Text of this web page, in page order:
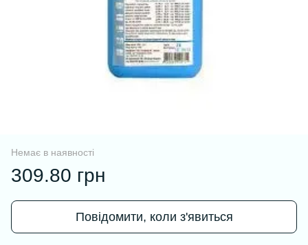
Немає в наявності
309.80 грн
Повідомити, коли з'явиться